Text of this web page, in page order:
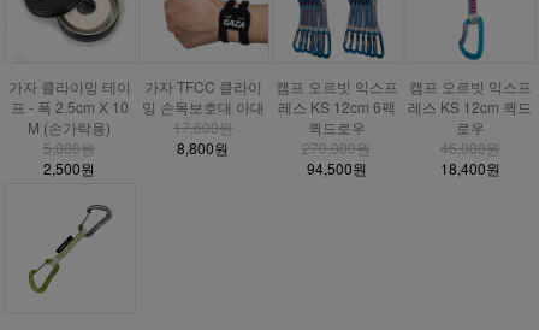
가자 클라이밍 테이
프 - 폭 2.5cm X 10
M (손가락용)
5,000원
2,500원
가자 TFCC 클라이
밍 손목보호대 아대
17,600원
8,800원
캠프 오르빗 익스프
레스 KS 12cm 6팩
퀵드로우
270,000원
94,500원
캠프 오르빗 익스프
레스 KS 12cm 퀵드
로우
46,000원
18,400원